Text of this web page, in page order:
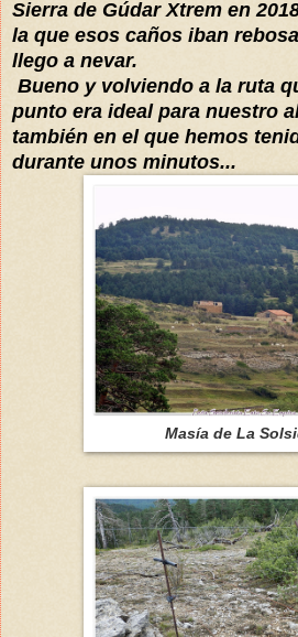
Sierra de Gúdar Xtrem en
la que esos caños iban
llego a nevar.
Bueno y volviendo a la ruta
punto era ideal para nuestro
también en el que hemos
durante unos minutos...
Masía de La